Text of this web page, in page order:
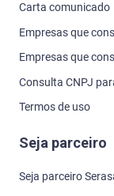
Carta comunicado
Empresas que
Empresas que
Consulta CNPJ
Termos de uso
Seja parceiro
Seja parceiro